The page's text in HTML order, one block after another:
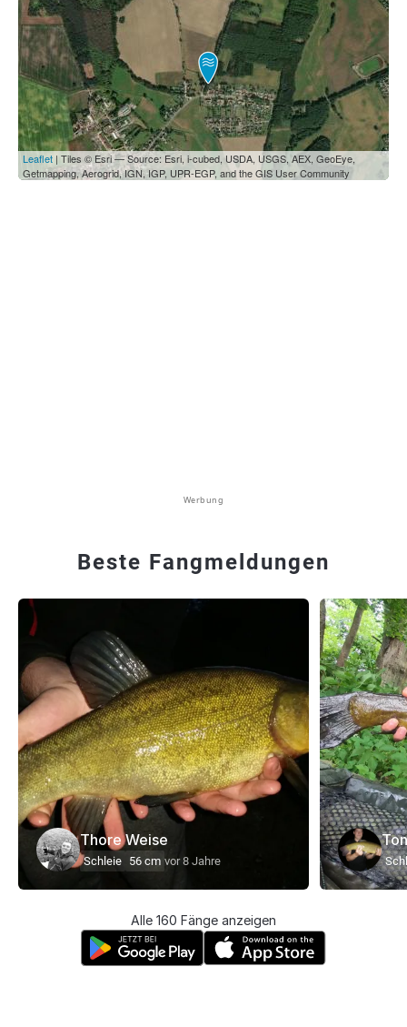
Leaflet | Tiles © Esri — Source: Esri, i-cubed, USDA, USGS, AEX, GeoEye,
Getmapping, Aerogrid, IGN, IGP, UPR-EGP, and the GIS User Community
Werbung
Beste Fangmeldungen
Thore Weise
Schleie 56 cm vor 8 Jahre
Alle 160 Fänge anzeigen